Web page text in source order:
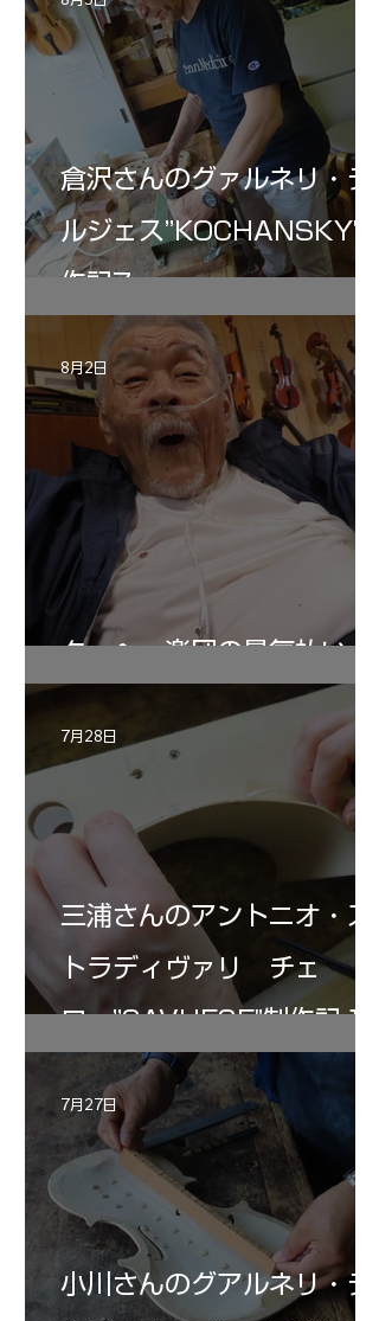
倉沢さんのグァルネリ・デ
ルジェス”KOCHANSKY"制
作記7
ターヘー楽団の暑気払い
8月2日
三浦さんのアントニオ・ス
トラディヴァリ チェ
ロ ”SAVUESE"制作記１2
7月28日
小川さんのグアルネリ・デ
7月27日